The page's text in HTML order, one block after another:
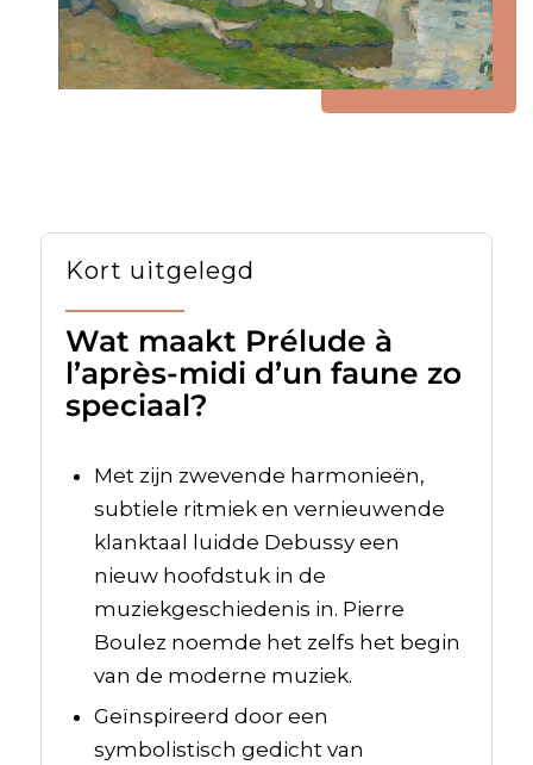
Kort uitgelegd
Wat maakt Prélude à
l’après-midi d’un faune zo
speciaal?
Met zijn zwevende harmonieën,
subtiele ritmiek en vernieuwende
klanktaal luidde Debussy een
nieuw hoofdstuk in de
muziekgeschiedenis in. Pierre
Boulez noemde het zelfs het begin
van de moderne muziek.
Geïnspireerd door een
symbolistisch gedicht van